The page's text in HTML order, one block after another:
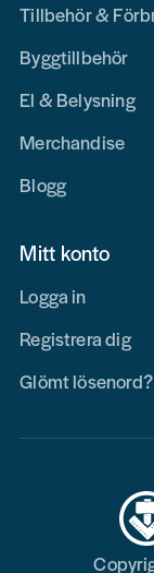
Tillbehör &
Byggtillbehör
El & Belysning
Merchandise
Blogg
Mitt konto
Logga in
Registrera dig
Glömt lösenord?